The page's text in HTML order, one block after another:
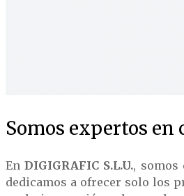
Somos expertos en
EnDIGIGRAFIC S.L.U., somos
dedicamos a ofrecer solo los